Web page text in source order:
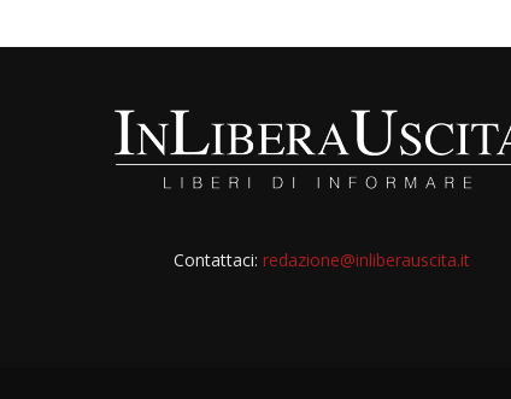
Contattaci: redazione@inliberauscita.it